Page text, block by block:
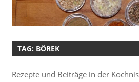
TAG: BÖREK
Rezepte und Beiträge in der